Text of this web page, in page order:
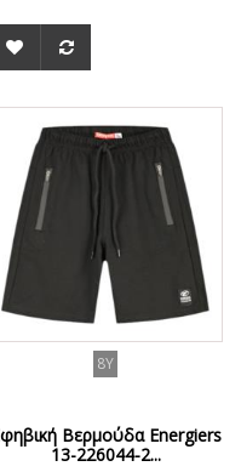
ΟFFER
8Y
Βερμούδα Energiers
13-226044-2...